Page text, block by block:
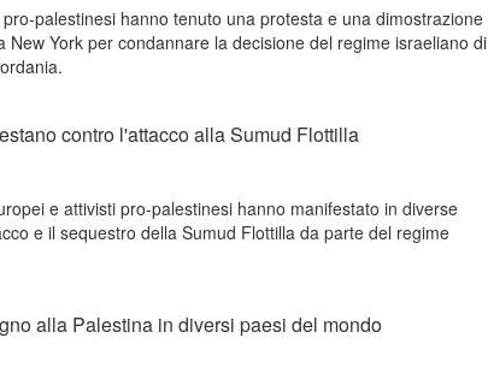
palestinesi hanno tenuto una protesta e una dimostrazione
New York per condannare la decisione del regime israeliano di
contro l'attacco alla Sumud Flottilla
e attivisti pro-palestinesi hanno manifestato in diverse
e il sequestro della Sumud Flottilla da parte del regime
alla Palestina in diversi paesi del mondo